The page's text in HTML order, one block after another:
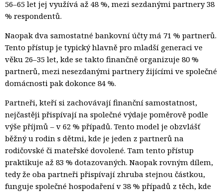
56–65 let jej využívá až 48 %, mezi sezdanými partnery 38
% respondentů.
Naopak dva samostatné bankovní účty má 71 % partnerů.
Tento přístup je typický hlavně pro mladší generaci ve
věku 26–35 let, kde se takto finančně organizuje 80 %
partnerů, mezi nesezdanými partnery žijícími ve společné
domácnosti pak dokonce 84 %.
Partneři, kteří si zachovávají finanční samostatnost,
nejčastěji přispívají na společné výdaje poměrově podle
výše příjmů – v 62 % případů. Tento model je obzvlášť
běžný u rodin s dětmi, kde je jeden z partnerů na
rodičovské či mateřské dovolené. Tam tento přístup
praktikuje až 83 % dotazovaných. Naopak rovným dílem,
tedy že oba partneři přispívají zhruba stejnou částkou,
funguje společné hospodaření v 38 % případů z těch, kde